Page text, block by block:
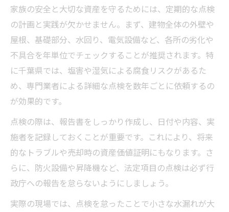
家族の安全と大切な資産を守るためには、定期的な点検
の計画と実践が欠かせません。まず、建物全体の外壁や
屋根、基礎部分、水回り、電気設備など、各所の劣化や
不具合を年単位でチェックすることが推奨されます。特
に千葉県では、塩害や湿気による腐食リスクがあるた
め、専門業者による詳細な点検を数年ごとに依頼するの
が効果的です。
点検の際は、報告書をしっかり作成し、日付や内容、実
施者を記録しておくことが重要です。これにより、将来
的なトラブルや売却時の資産価値証明にもなります。さ
らに、防火設備や昇降機など、法定項目の点検は必ず行
政庁への報告を怠らないようにしましょう。
実際の現場では、点検を怠ったことで小さな水漏れが大